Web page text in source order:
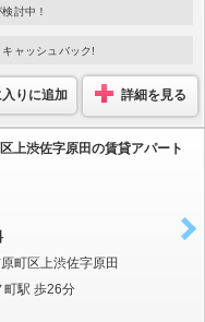
検討中！
キャッシュバック!
りに追加 詳細を見る
上渋佐字原田の賃貸アパート
町区上渋佐字原田
町駅 歩26分